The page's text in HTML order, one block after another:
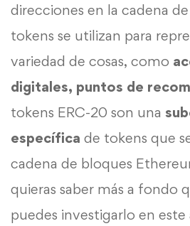
direcciones en la cadena
tokens se utilizan para
variedad de cosas, como
digitales, puntos de
tokens ERC-20 son una
específica de tokens que
cadena de bloques
quieras saber más a fondo
puedes investigarlo en